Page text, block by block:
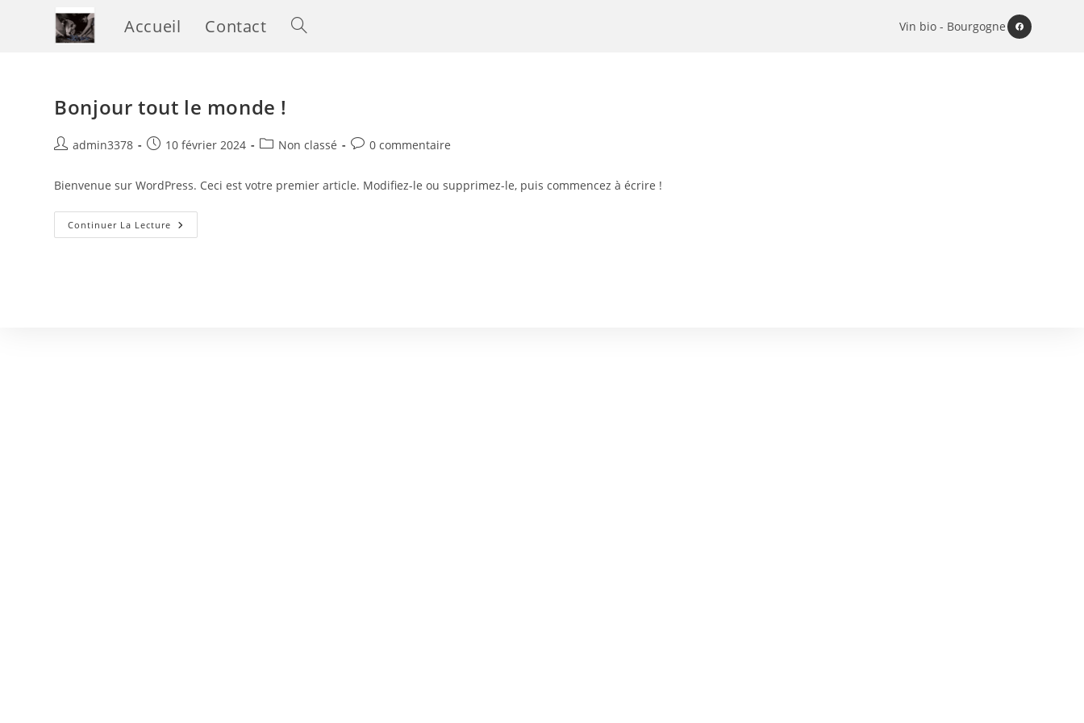
Vin bio - Bourgogne
Accueil Contact
Bonjour tout le monde !
admin3378 10 février 2024 Non classé 0 commentaire
Bienvenue sur WordPress. Ceci est votre premier article. Modifiez-le ou supprimez-le, puis commencez à écrire !
Continuer La Lecture